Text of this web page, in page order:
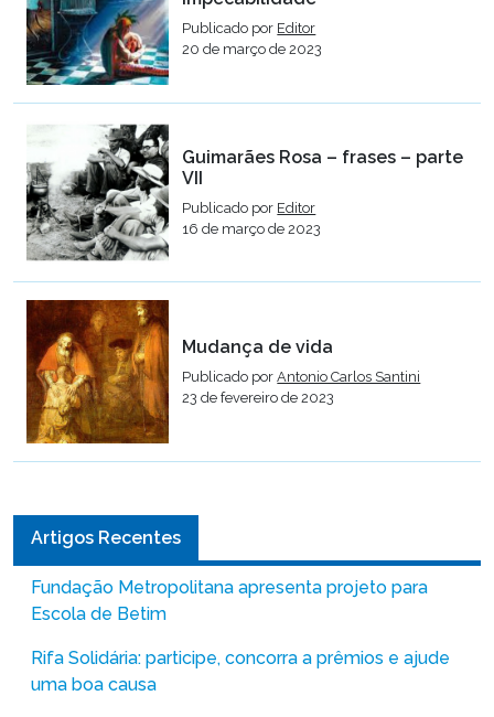
Publicado por Editor
20 de março de 2023
Guimarães Rosa – frases – parte
VII
Publicado por Editor
16 de março de 2023
Mudança de vida
Publicado porAntonio Carlos Santini
23 de fevereiro de 2023
Artigos Recentes
Fundação Metropolitana apresenta projeto para
Escola de Betim
Rifa Solidária: participe, concorra a prêmios e ajude
uma boa causa